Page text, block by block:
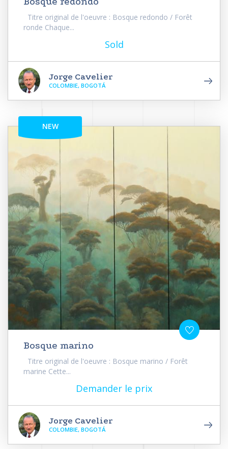
Titre original de l'oeuvre : Bosque redondo / Forêt
ronde Chaque...
Sold
Jorge Cavelier
COLOMBIE, BOGOTÁ
NEW
Bosque marino
Titre original de l'oeuvre : Bosque marino / Forêt
marine Cette...
Demander le prix
Jorge Cavelier
COLOMBIE, BOGOTÁ